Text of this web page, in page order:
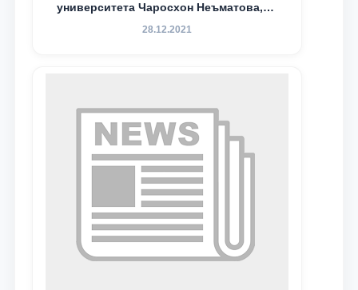
университета Чаросхон Неъматова,
Севдо Хакимходжаева, Анбарой
специальной стипендии имени
Хадичи Сулеймановой.
28.12.2021